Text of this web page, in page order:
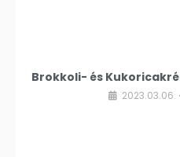
Brokkoli- és
2023.03.06. •